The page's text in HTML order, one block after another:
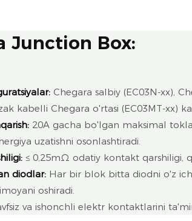
Junction Box:
Chegara salbiy (EC03N-xx),
kabelli Chegara o'rtasi (EC03MT-xx)
20A gacha bo'lgan maksimal
uzatishni osonlashtiradi.
≤ 0,25mΩ odatiy kontakt qarshiligi,
diodlar:Har bir blok bitta diodni o'z
oshiradi.
va ishonchli elektr kontaktlarini